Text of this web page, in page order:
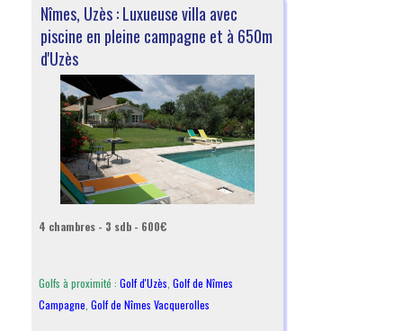
Nîmes, Uzès : Luxueuse villa avec
piscine en pleine campagne et à 650m
d'Uzès
4 chambres - 3 sdb - 600€
Golfs à proximité : Golf d'Uzès Golf de Nîmes
Campagne Golf de Nîmes Vacquerolles